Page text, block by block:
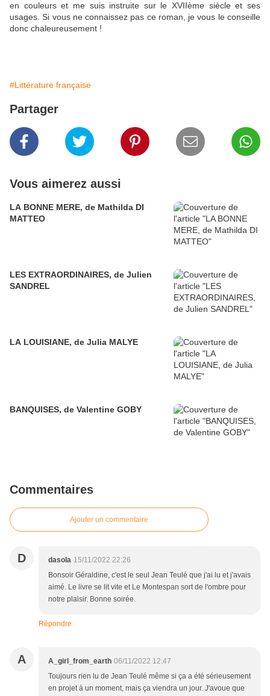
en couleurs et me suis instruite sur le XVIIème siècle et ses
usages. Si vous ne connaissez pas ce roman, je vous le conseille
donc chaleureusement !
#Littérature française
Partager
Vous aimerez aussi
LA BONNE MERE, de Mathilda DI
MATTEO
LES EXTRAORDINAIRES, de Julien
SANDREL
LA LOUISIANE, de Julia MALYE
BANQUISES, de Valentine GOBY
Commentaires
Ajouter un commentaire
D dasola 15/11/2022 22:26
Bonsoir Géraldine, c'est le seul Jean Teulé que j'ai lu et j'avais
aimé. Le livre se lit vite et Le Montespan sort de l'ombre pour
notre plaisir. Bonne soirée.
Répondre
A A_girl_from_earth 06/11/2022 12:47
Toujours rien lu de Jean Teulé même si ça a été sérieusement
en projet à un moment, mais ça viendra un jour. J'avoue que